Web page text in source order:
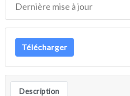
Dernière mise à jour
Télécharger
Description